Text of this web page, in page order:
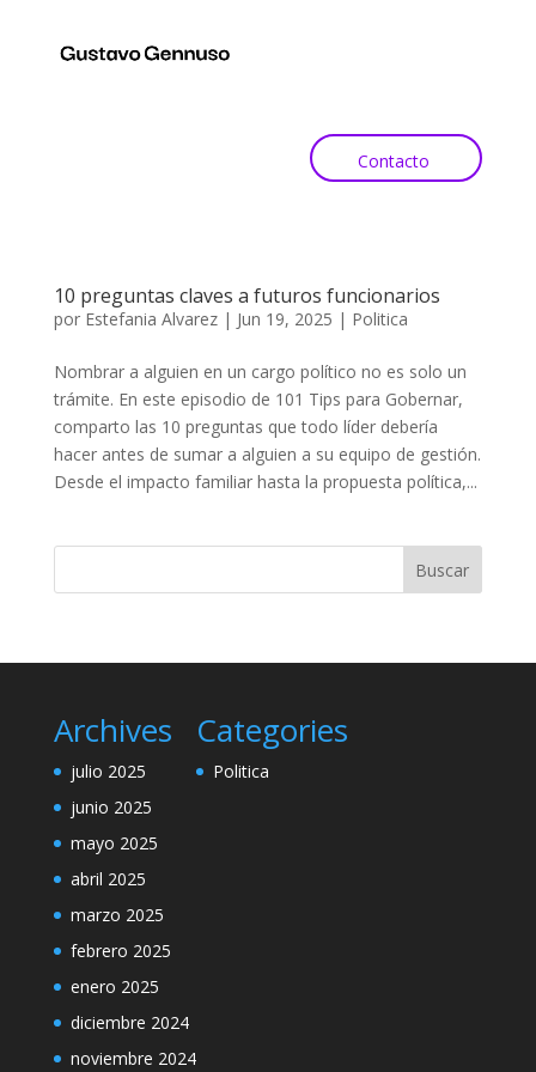
Contacto
10 preguntas claves a futuros funcionarios
por Estefania Alvarez| Jun 19, 2025 | Politica
Nombrar a alguien en un cargo político no es solo un
trámite. En este episodio de 101 Tips para Gobernar,
comparto las 10 preguntas que todo líder debería
hacer antes de sumar a alguien a su equipo de gestión.
Desde el impacto familiar hasta la propuesta política,...
Archives
julio 2025
junio 2025
mayo 2025
abril 2025
marzo 2025
febrero 2025
enero 2025
diciembre 2024
noviembre 2024
Categories
Politica